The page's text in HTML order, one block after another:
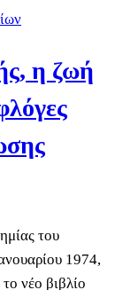
η ζωή
του
1974,
νέο βιβλίο